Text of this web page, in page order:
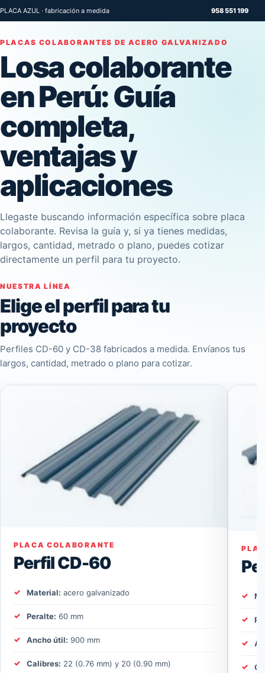
PLACA AZUL · fabricación a medida 958 551 199
PLACAS COLABORANTES DE ACERO GALVANIZADO
Losa colaborante
en Perú: Guía
completa,
ventajas y
aplicaciones
Llegaste buscando información específica sobre placa
colaborante. Revisa la guía y, si ya tienes medidas,
largos, cantidad, metrado o plano, puedes cotizar
directamente un perfil para tu proyecto.
NUESTRA LÍNEA
Elige el perfil para tu
proyecto
Perfiles CD-60 y CD-38 fabricados a medida. Envíanos tus
largos, cantidad, metrado o plano para cotizar.
PLACA COLABORANTE
Perfil CD-60
Material: acero galvanizado
Peralte: 60 mm
Ancho útil: 900 mm
Calibres: 22 (0.76 mm) y 20 (0.90 mm)